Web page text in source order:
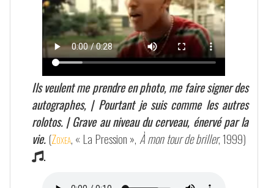
Ils veulent me prendre en photo, me faire signer des
autographes, | Pourtant je suis comme les autres
rolotos. | Grave au niveau du cerveau, énervé par la
vie. (Zoxea, « La Pression », À mon tour de briller, 1999)
.